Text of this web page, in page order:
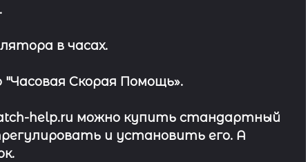
в часах.
Скорая Помощь».
help.ru можно купить стандартный
и установить его. А
.